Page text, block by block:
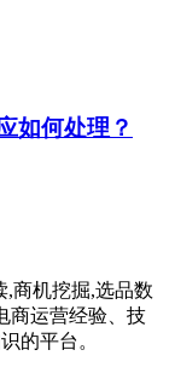
如何处理？
,商机挖掘,选品数
商运营经验、技
的平台。